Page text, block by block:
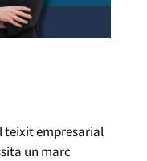
teixit empresarial
un marc